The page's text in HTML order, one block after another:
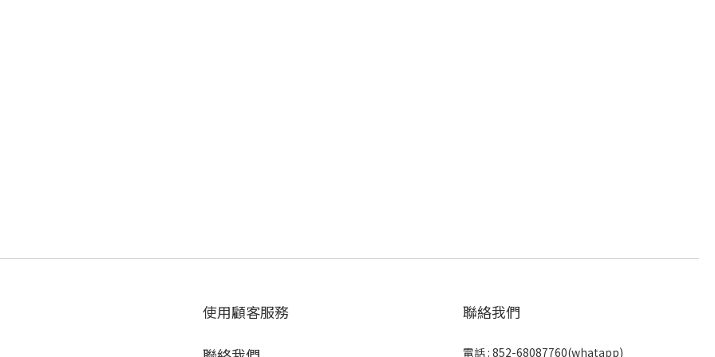
使用顧客服務 聯絡我們
電話 : 852-68087760(whatapp)